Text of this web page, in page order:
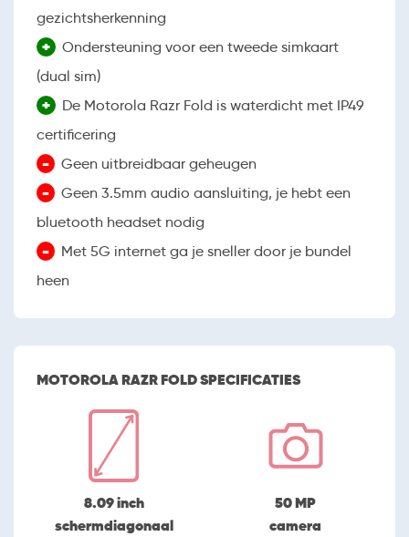
gezichtsherkenning
+
Ondersteuning voor een tweede simkaart
(dual sim)
+
De Motorola Razr Fold is waterdicht met IP49
certificering
- Geen uitbreidbaar geheugen
-
Geen 3.5mm audio aansluiting, je hebt een
bluetooth headset nodig
-
Met 5G internet ga je sneller door je bundel
heen
MOTOROLA RAZR FOLD SPECIFICATIES
8.09 inch
schermdiagonaal
50 MP
camera